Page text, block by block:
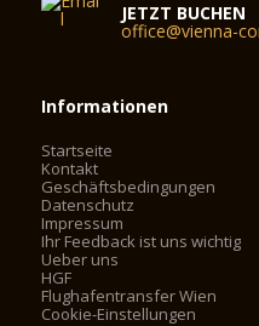
JETZT BUCHEN
office@vienna-
Informationen
Startseite
Kontakt
Geschäftsbedingungen
Datenschutz
Impressum
Ihr Feedback ist uns wichtig
Ueber uns
HGF
Flughafentransfer Wien
Cookie-Einstellungen